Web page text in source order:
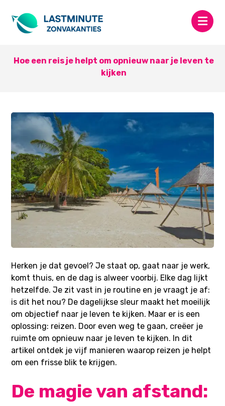
Hoe een reis je helpt om opnieuw naar je leven te
kijken
Herken je dat gevoel? Je staat op, gaat naar je werk,
komt thuis, en de dag is alweer voorbij. Elke dag lijkt
hetzelfde. Je zit vast in je routine en je vraagt je af:
is dit het nou? De dagelijkse sleur maakt het moeilijk
om objectief naar je leven te kijken. Maar er is een
oplossing: reizen. Door even weg te gaan, creëer je
ruimte om opnieuw naar je leven te kijken. In dit
artikel ontdek je vijf manieren waarop reizen je helpt
om een frisse blik te krijgen.
De magie van afstand: